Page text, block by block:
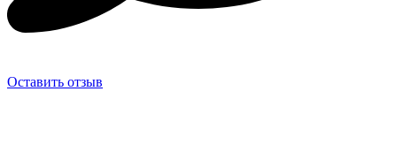
Оставить отзыв